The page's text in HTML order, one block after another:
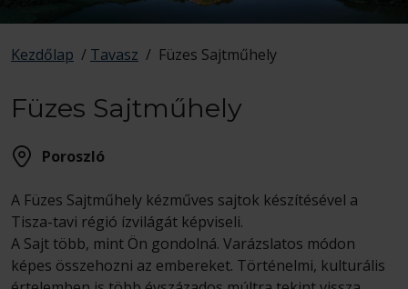
Kezdőlap / Tavasz / Füzes Sajtműhely
Füzes Sajtműhely
Poroszló
A Füzes Sajtműhely kézműves sajtok készítésével a
Tisza-tavi régió ízvilágát képviseli.
A Sajt több, mint Ön gondolná. Varázslatos módon
képes összehozni az embereket. Történelmi, kulturális